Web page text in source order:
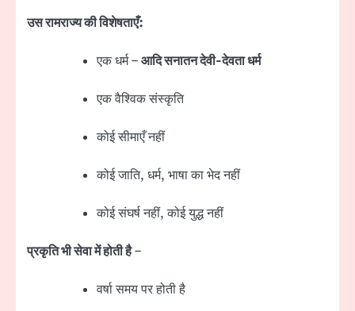
उस रामराज्य की विशेषताएँ:
एक धर्म –आदि सनातन देवी-देवता धर्म
एक वैश्विक संस्कृति
कोई सीमाएँ नहीं
कोई जाति, धर्म, भाषा का भेद नहीं
कोई संघर्ष नहीं, कोई युद्ध नहीं
प्रकृति भी सेवा में होती है–
वर्षा समय पर होती है